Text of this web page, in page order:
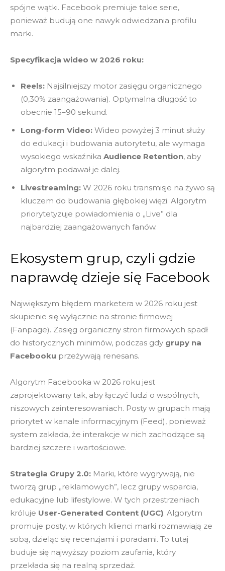
spójne wątki. Facebook premiuje takie serie,
ponieważ budują one nawyk odwiedzania profilu
marki.
Specyfikacja wideo w 2026 roku:
Reels: Najsilniejszy motor zasięgu organicznego
(0,30% zaangażowania). Optymalna długość to
obecnie 15–90 sekund.
Long-form Video: Wideo powyżej 3 minut służy
do edukacji i budowania autorytetu, ale wymaga
wysokiego wskaźnika Audience Retention, aby
algorytm podawał je dalej.
Livestreaming: W 2026 roku transmisje na żywo są
kluczem do budowania głębokiej więzi. Algorytm
priorytetyzuje powiadomienia o „Live” dla
najbardziej zaangażowanych fanów.
Ekosystem grup, czyli gdzie
naprawdę dzieje się Facebook
Największym błędem marketera w 2026 roku jest
skupienie się wyłącznie na stronie firmowej
(Fanpage). Zasięg organiczny stron firmowych spadł
do historycznych minimów, podczas gdy grupy na
Facebooku przeżywają renesans.
Algorytm Facebooka w 2026 roku jest
zaprojektowany tak, aby łączyć ludzi o wspólnych,
niszowych zainteresowaniach. Posty w grupach mają
priorytet w kanale informacyjnym (Feed), ponieważ
system zakłada, że interakcje w nich zachodzące są
bardziej szczere i wartościowe.
Strategia Grupy 2.0: Marki, które wygrywają, nie
tworzą grup „reklamowych”, lecz grupy wsparcia,
edukacyjne lub lifestylowe. W tych przestrzeniach
króluje User-Generated Content (UGC). Algorytm
promuje posty, w których klienci marki rozmawiają ze
sobą, dzieląc się recenzjami i poradami. To tutaj
buduje się najwyższy poziom zaufania, który
przekłada się na realną sprzedaż.